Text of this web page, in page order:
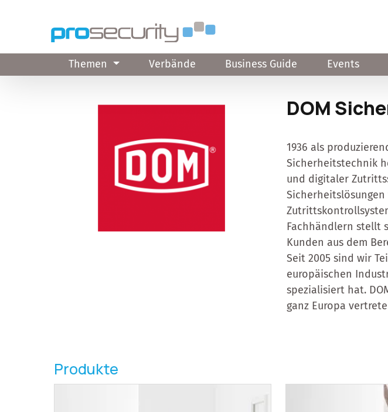
Themen Verbände Business Guide Events
DOM
1936 als
Sicherheitstechnik
und digitaler
Fachhändlern stellt
Kunden aus dem
Seit 2005 sind wir
europäischen
spezialisiert hat.
ganz Europa
Produkte